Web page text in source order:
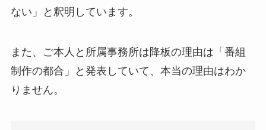
ない」と釈明しています。
また、ご本人と所属事務所は降板の理由は「番組
制作の都合」と発表していて、本当の理由はわか
りません。